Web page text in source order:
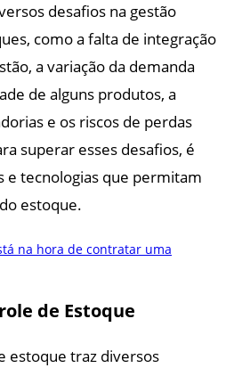
desafios na gestão
como a falta de integração
a variação da demanda
de alguns produtos, a
e os riscos de perdas
superar esses desafios, é
e tecnologias que permitam
estoque.
de Estoque
estoque traz diversos